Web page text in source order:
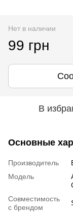
Нет в наличии
99 грн
В
Основные
Производитель
Модель
Совместимость
с брендом